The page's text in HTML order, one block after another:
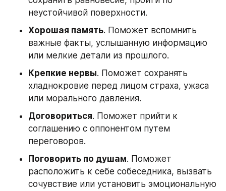
неустойчивой поверхности.
Хорошая память. Поможет вспомнить
важные факты, услышанную информацию
или мелкие детали из прошлого.
Крепкие нервы. Поможет сохранять
хладнокровие перед лицом страха, ужаса
или морального давления.
Договориться. Поможет прийти к
соглашению с оппонентом путем
переговоров.
Поговорить по душам. Поможет
расположить к себе собеседника, вызвать
сочувствие или установить эмоциональную